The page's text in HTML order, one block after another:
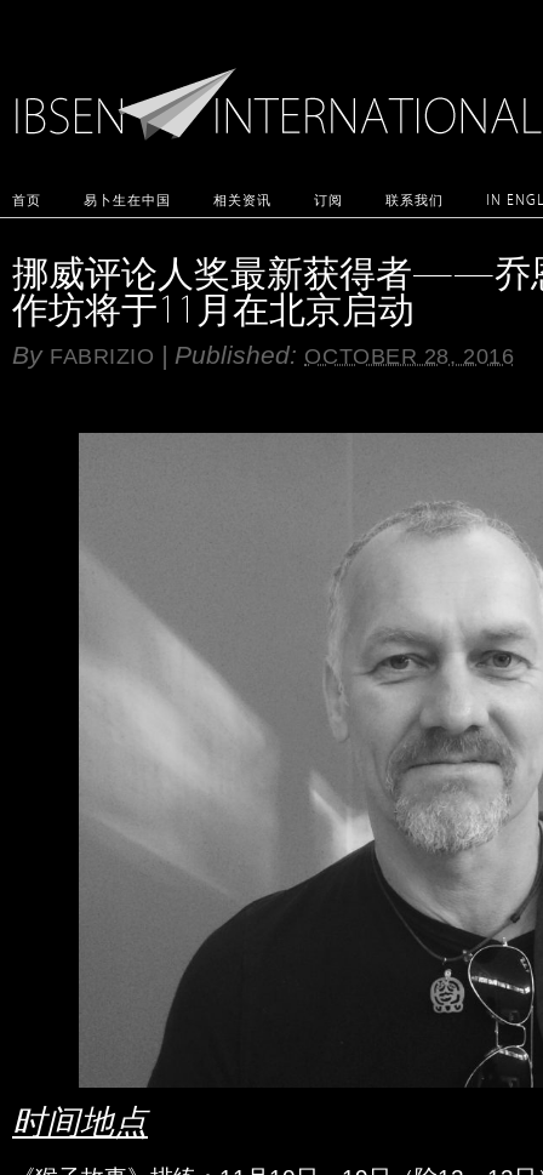
首页 易卜生在中国 相关资讯 订阅 联系我们 IN
挪威评论人奖最新获得者——乔
作坊将于11月在北京启动
By FABRIZIO | Published: OCTOBER 28, 2016
时间地点